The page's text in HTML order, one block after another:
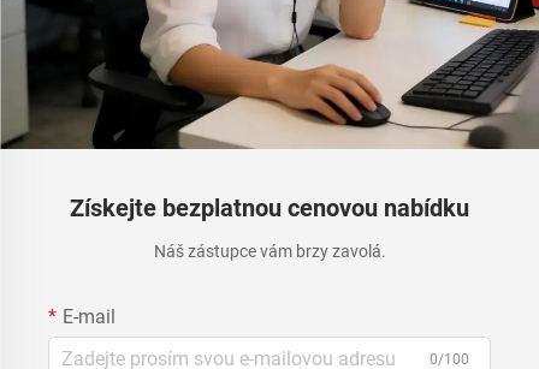
Získejte bezplatnou cenovou nabídku
Náš zástupce vám brzy zavolá.
E-mail
0/100